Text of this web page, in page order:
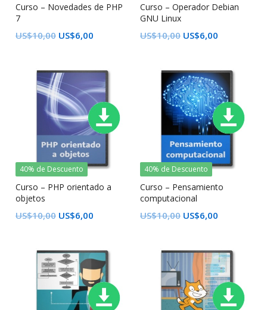
Curso – Novedades de PHP
7
US$10,00 US$6,00
Curso – Operador Debian
GNU Linux
US$10,00 US$6,00
40% de Descuento
Curso – PHP orientado a
objetos
US$10,00 US$6,00
40% de Descuento
Curso – Pensamiento
computacional
US$10,00 US$6,00